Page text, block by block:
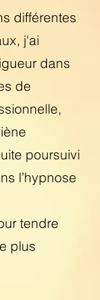
différentes
j'ai
dans
de
poursuivi
l’hypnose
tendre
plus